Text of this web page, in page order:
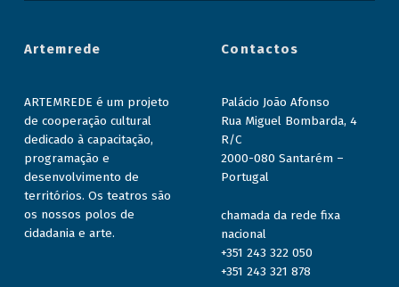
Artemrede
ARTEMREDE é um projeto
de cooperação cultural
dedicado à capacitação,
programação e
desenvolvimento de
territórios. Os teatros são
os nossos polos de
cidadania e arte.
Contactos
Palácio João Afonso
Rua Miguel Bombarda, 4
R/C
2000-080 Santarém –
Portugal
chamada da rede fixa
nacional
+351 243 322 050
+351 243 321 878